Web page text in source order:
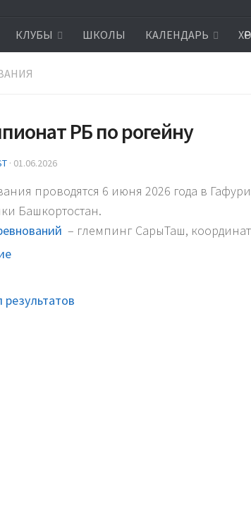
КЛУБЫ ШКОЛЫ КАЛЕНДАРЬ
РБ по рогейну
· 01.06.2026
проводятся 6 июня 2026 года в
Башкортостан.
– глемпинг СарыТаш,